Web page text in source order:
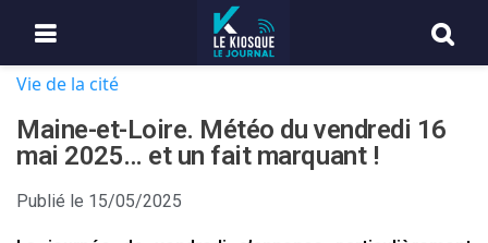
Vie de la cité
Maine-et-Loire. Météo du vendredi 16
mai 2025… et un fait marquant !
Publié le 15/05/2025